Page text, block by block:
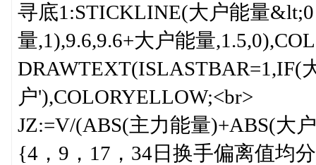
寻底1:STICKLINE(大户能量
量,1),9.6,9.6+大户能量
DRAWTEXT(ISLASTBAR=1,IF(
户'),COLORYELLOW;<br>
JZ:=V/(ABS(主力能量)+ABS(大
{4，9，17，34日换手偏离值均